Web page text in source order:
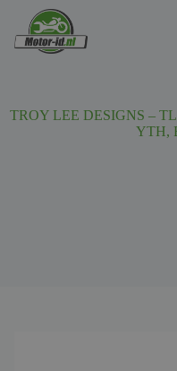
TROY LEE DESIGNS –
YTH,